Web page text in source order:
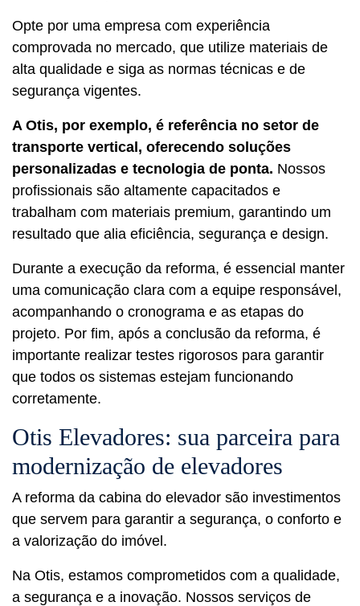
Opte por uma empresa com experiência
comprovada no mercado, que utilize materiais de
alta qualidade e siga as normas técnicas e de
segurança vigentes.
A Otis, por exemplo, é referência no setor de
transporte vertical, oferecendo soluções
personalizadas e tecnologia de ponta. Nossos
profissionais são altamente capacitados e
trabalham com materiais premium, garantindo um
resultado que alia eficiência, segurança e design.
Durante a execução da reforma, é essencial manter
uma comunicação clara com a equipe responsável,
acompanhando o cronograma e as etapas do
projeto. Por fim, após a conclusão da reforma, é
importante realizar testes rigorosos para garantir
que todos os sistemas estejam funcionando
corretamente.
Otis Elevadores: sua parceira para
modernização de elevadores
A reforma da cabina do elevador são investimentos
que servem para garantir a segurança, o conforto e
a valorização do imóvel.
Na Otis, estamos comprometidos com a qualidade,
a segurança e a inovação. Nossos serviços de